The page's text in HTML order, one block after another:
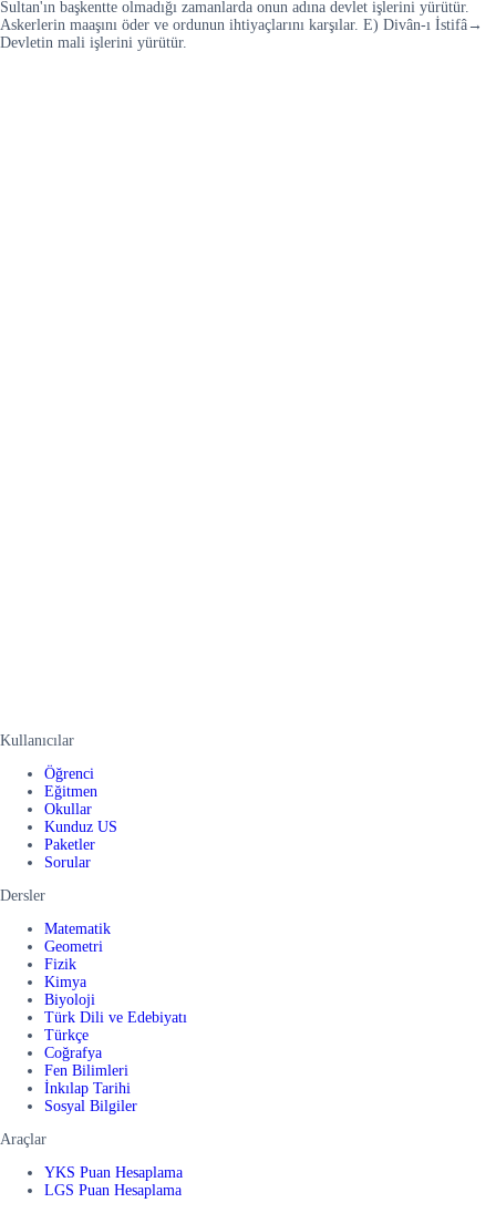
Sultan'ın başkentte olmadığı zamanlarda onun adına devlet işlerini yürütür.
Askerlerin maaşını öder ve ordunun ihtiyaçlarını karşılar. E) Divân-ı İstifâ→
Devletin mali işlerini yürütür.
Kullanıcılar
Öğrenci
Eğitmen
Okullar
Kunduz US
Paketler
Sorular
Dersler
Matematik
Geometri
Fizik
Kimya
Biyoloji
Türk Dili ve Edebiyatı
Türkçe
Coğrafya
Fen Bilimleri
İnkılap Tarihi
Sosyal Bilgiler
Araçlar
YKS Puan Hesaplama
LGS Puan Hesaplama